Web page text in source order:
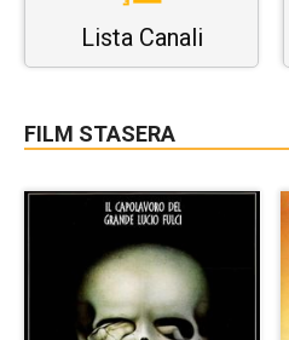
Lista Canali
FILM STASERA